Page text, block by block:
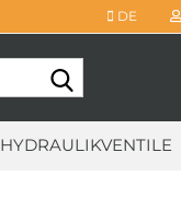
DE
HYDRAULIKVENTILE